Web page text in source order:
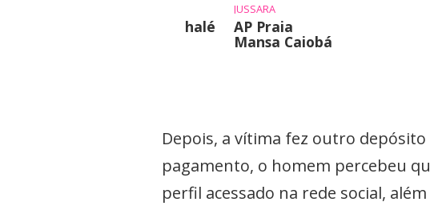
Vende-se chalé
JUSSARA
AP Praia
Mansa Caiobá
Depois, a vítima fez outro
pagamento, o homem percebeu
perfil acessado na rede social,